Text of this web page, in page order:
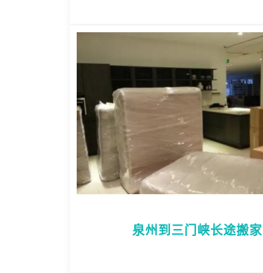
泉州到三门峡长途搬家